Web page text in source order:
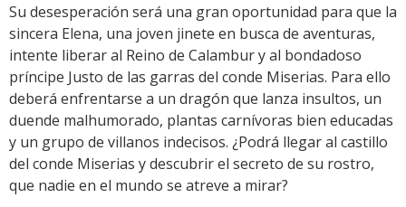
Su desesperación será una gran oportunidad para que la
sincera Elena, una joven jinete en busca de aventuras,
intente liberar al Reino de Calambur y al bondadoso
príncipe Justo de las garras del conde Miserias. Para ello
deberá enfrentarse a un dragón que lanza insultos, un
duende malhumorado, plantas carnívoras bien educadas
y un grupo de villanos indecisos. ¿Podrá llegar al castillo
del conde Miserias y descubrir el secreto de su rostro,
que nadie en el mundo se atreve a mirar?